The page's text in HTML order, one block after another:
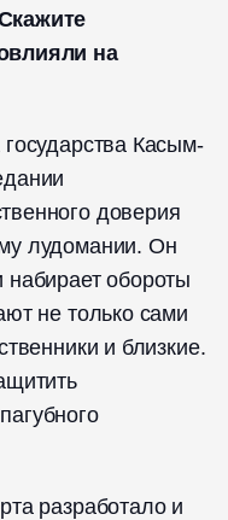
на
Касым-
доверия
лудомании. Он
обороты
не только сами
и близкие.
разработало и